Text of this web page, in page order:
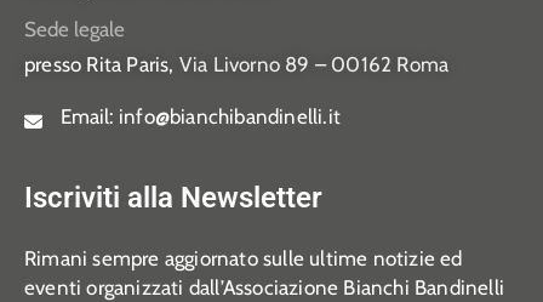
Sede legale
presso Rita Paris, Via Livorno 89 – 00162 Roma
Email: info@bianchibandinelli.it
Iscriviti alla Newsletter
Rimani sempre aggiornato sulle ultime notizie ed
eventi organizzati dall’Associazione Bianchi Bandinelli